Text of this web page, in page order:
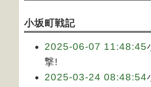
小坂町戦記
2025-06-07 11:48:45
撃!
2025-03-24 08:48:54